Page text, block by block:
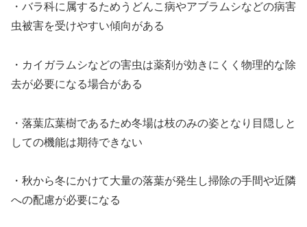
・バラ科に属するためうどんこ病やアブラムシなどの病害
虫被害を受けやすい傾向がある
・カイガラムシなどの害虫は薬剤が効きにくく物理的な除
去が必要になる場合がある
・落葉広葉樹であるため冬場は枝のみの姿となり目隠しと
しての機能は期待できない
・秋から冬にかけて大量の落葉が発生し掃除の手間や近隣
への配慮が必要になる